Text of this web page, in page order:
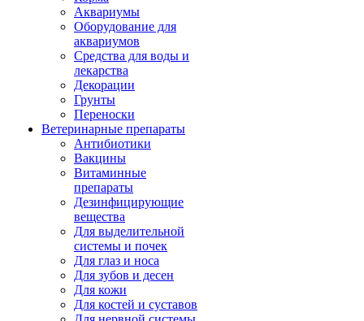
Аквариумы
Оборудование для
аквариумов
Средства для воды и
лекарства
Декорации
Грунты
Переноски
Ветеринарные препараты
Антибиотики
Вакцины
Витаминные
препараты
Дезинфицирующие
вещества
Для выделительной
системы и почек
Для глаз и носа
Для зубов и десен
Для кожи
Для костей и суставов